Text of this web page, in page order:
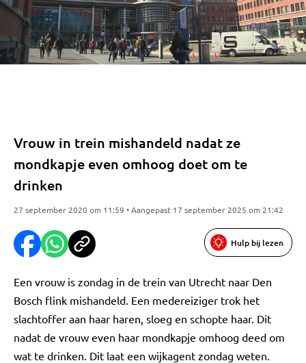
Vrouw in trein mishandeld nadat ze
mondkapje even omhoog doet om te
drinken
27 september 2020 om 11:59 • Aangepast 17 september 2025 om 21:42
Hulp bij lezen
Een vrouw is zondag in de trein van Utrecht naar Den
Bosch flink mishandeld. Een medereiziger trok het
slachtoffer aan haar haren, sloeg en schopte haar. Dit
nadat de vrouw even haar mondkapje omhoog deed om
wat te drinken. Dit laat een wijkagent zondag weten.